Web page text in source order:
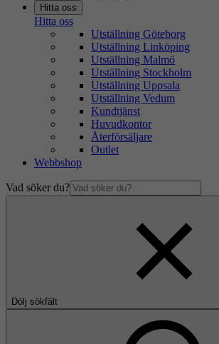
Hitta oss
Hitta oss
Utställning Göteborg
Utställning Linköping
Utställning Malmö
Utställning Stockholm
Utställning Uppsala
Utställning Vedum
Kundtjänst
Huvudkontor
Återförsäljare
Outlet
Webbshop
Vad söker du?
Dölj sökfält